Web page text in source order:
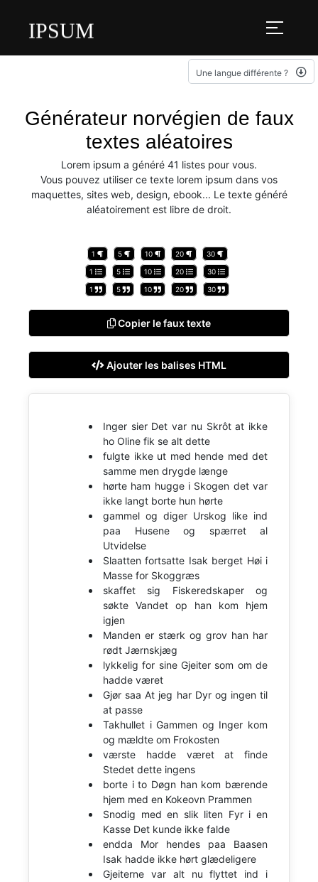
IPSUM
Une langue différente ?
Générateur norvégien de faux
textes aléatoires
Lorem ipsum a généré 41 listes pour vous.
Vous pouvez utiliser ce texte lorem ipsum dans vos
maquettes, sites web, design, ebook... Le texte généré
aléatoirement est libre de droit.
1 5 10 20 30
1 5 10 20 30
1 5 10 20 30
Copier le faux texte
Ajouter les balises HTML
Inger sier Det var nu Skrôt at ikke
ho Oline fik se alt dette
fulgte ikke ut med hende med det
samme men drygde længe
hørte ham hugge i Skogen det var
ikke langt borte hun hørte
gammel og diger Urskog like ind
paa Husene og spærret al
Utvidelse
Slaatten fortsatte Isak berget Høi i
Masse for Skoggræs
skaffet sig Fiskeredskaper og
søkte Vandet op han kom hjem
igjen
Manden er stærk og grov han har
rødt Jærnskjæg
lykkelig for sine Gjeiter som om de
hadde været
Gjør saa At jeg har Dyr og ingen til
at passe
Takhullet i Gammen og Inger kom
og mældte om Frokosten
værste hadde været at finde
Stedet dette ingens
borte i to Døgn han kom bærende
hjem med en Kokeovn Prammen
Snodig med en slik liten Fyr i en
Kasse Det kunde ikke falde
endda Mor hendes paa Baasen
Isak hadde ikke hørt glædeligere
Gjeiterne var alt nu flyttet ind i